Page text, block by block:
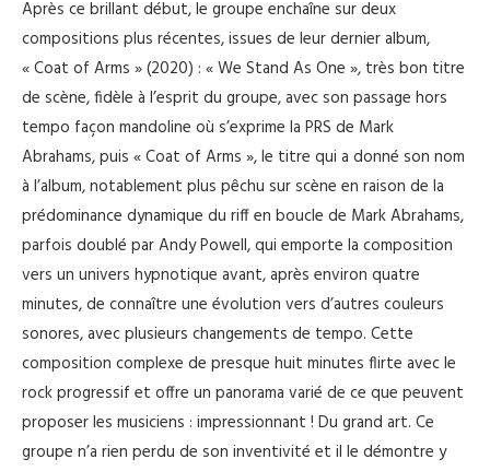
Après ce brillant début, le groupe enchaîne sur deux
compositions plus récentes, issues de leur dernier album,
« Coat of Arms » (2020) : « We Stand As One », très bon titre
de scène, fidèle à l’esprit du groupe, avec son passage hors
tempo façon mandoline où s’exprime la PRS de Mark
Abrahams, puis « Coat of Arms », le titre qui a donné son nom
à l’album, notablement plus pêchu sur scène en raison de la
prédominance dynamique du riff en boucle de Mark Abrahams,
parfois doublé par Andy Powell, qui emporte la composition
vers un univers hypnotique avant, après environ quatre
minutes, de connaître une évolution vers d’autres couleurs
sonores, avec plusieurs changements de tempo. Cette
composition complexe de presque huit minutes flirte avec le
rock progressif et offre un panorama varié de ce que peuvent
proposer les musiciens : impressionnant ! Du grand art. Ce
groupe n’a rien perdu de son inventivité et il le démontre y